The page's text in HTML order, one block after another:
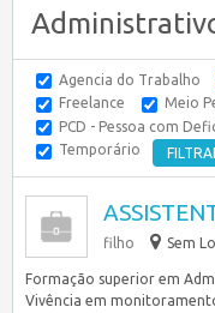
Agencia do Trabalho
Freelance
Meio
PCD - Pessoa com
Temporário
filho Sem
Formação superior em
Vivência em